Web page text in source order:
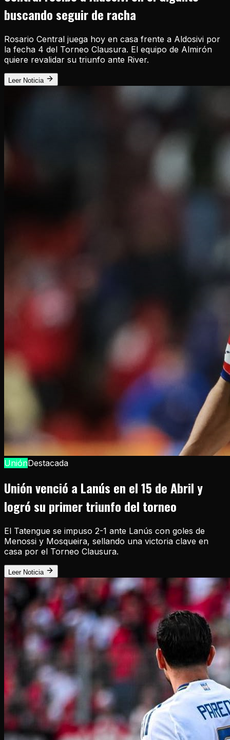
buscando seguir de racha
Rosario Central juega hoy en casa frente a Aldosivi por
la fecha 4 del Torneo Clausura. El equipo de Almirón
quiere revalidar su triunfo ante River.
Leer Noticia
UniónDestacada
Unión venció a Lanús en el 15 de Abril y
logró su primer triunfo del torneo
El Tatengue se impuso 2-1 ante Lanús con goles de
Menossi y Mosqueira, sellando una victoria clave en
casa por el Torneo Clausura.
Leer Noticia